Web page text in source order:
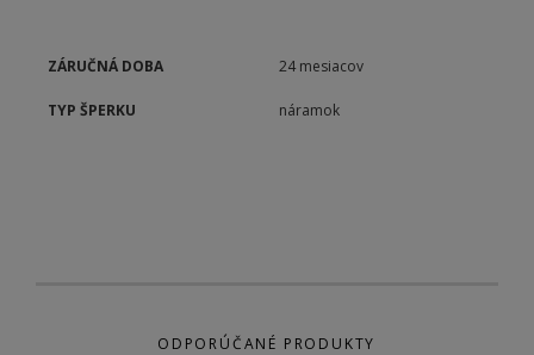
ZÁRUČNÁ DOBA 24 mesiacov
TYP ŠPERKU náramok
ODPORÚČANÉ PRODUKTY